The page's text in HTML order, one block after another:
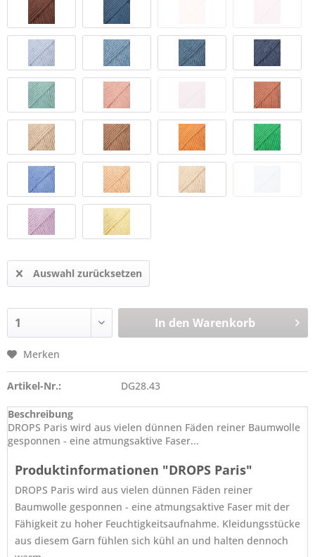
Auswahl zurücksetzen
In den Warenkorb
Merken
Artikel-Nr.: DG28.43
Beschreibung
DROPS Paris wird aus vielen dünnen Fäden reiner Baumwolle
gesponnen - eine atmungsaktive Faser...
Produktinformationen "DROPS Paris"
DROPS Paris wird aus vielen dünnen Fäden reiner
Baumwolle gesponnen - eine atmungsaktive Faser mit der
Fähigkeit zu hoher Feuchtigkeitsaufnahme. Kleidungsstücke
aus diesem Garn fühlen sich kühl an und halten dennoch